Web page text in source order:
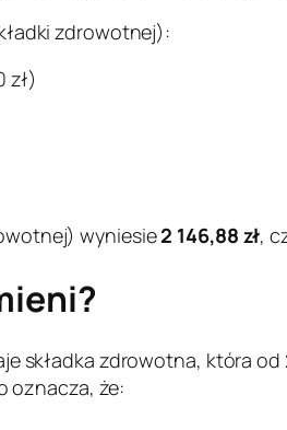
zdrowotnej):
zł)
wyniesie2 146,88 zł,
składka zdrowotna, która
oznacza, że: